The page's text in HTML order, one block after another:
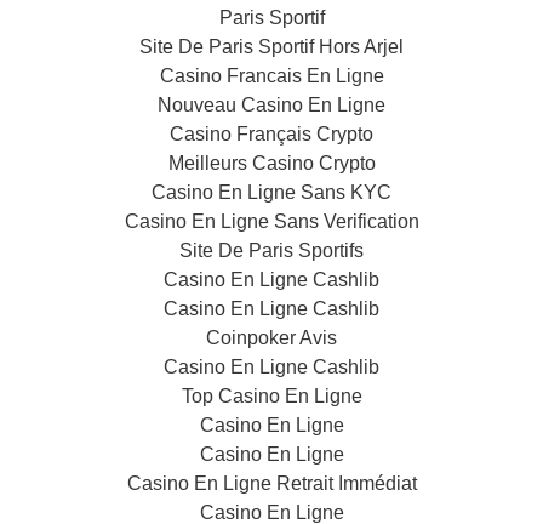
Paris Sportif
Site De Paris Sportif Hors Arjel
Casino Francais En Ligne
Nouveau Casino En Ligne
Casino Français Crypto
Meilleurs Casino Crypto
Casino En Ligne Sans KYC
Casino En Ligne Sans Verification
Site De Paris Sportifs
Casino En Ligne Cashlib
Casino En Ligne Cashlib
Coinpoker Avis
Casino En Ligne Cashlib
Top Casino En Ligne
Casino En Ligne
Casino En Ligne
Casino En Ligne Retrait Immédiat
Casino En Ligne